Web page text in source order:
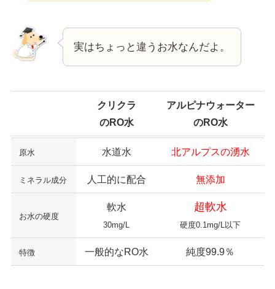
実はちょっと違うお水なんだよ。
クリクラ
のRO水
アルピナウォーター
のRO水
原水 水道水 北アルプスの湧水
ミネラル成分 人工的に配合 無添加
お水の硬度
軟水
30mg/L
超軟水
硬度0.1mg/L以下
特徴 一般的なRO水 純度99.9％